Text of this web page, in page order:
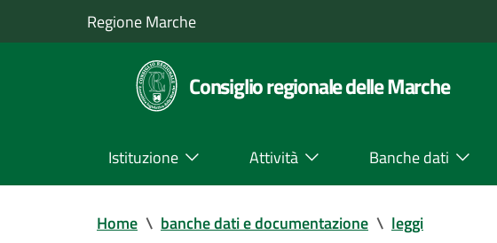
Regione Marche
Consiglio regionale delle Marche
Istituzione Attività Banche dati
Home \ banche dati e documentazione \ leggi